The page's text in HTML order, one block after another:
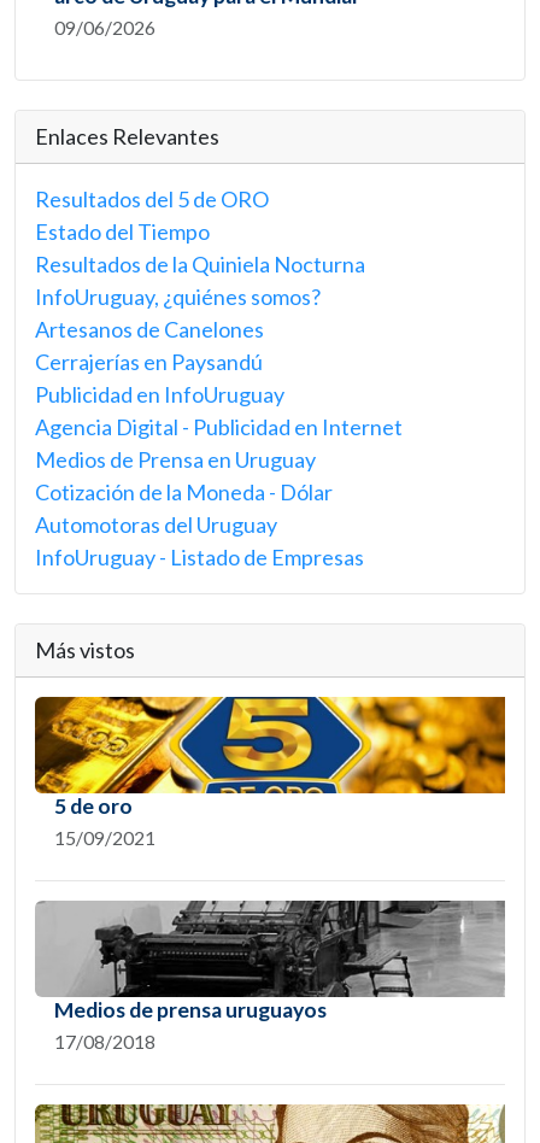
09/06/2026
Enlaces Relevantes
Resultados del 5 de ORO
Estado del Tiempo
Resultados de la Quiniela Nocturna
InfoUruguay, ¿quiénes somos?
Artesanos de Canelones
Cerrajerías en Paysandú
Publicidad en InfoUruguay
Agencia Digital - Publicidad en Internet
Medios de Prensa en Uruguay
Cotización de la Moneda - Dólar
Automotoras del Uruguay
InfoUruguay - Listado de Empresas
Más vistos
5 de oro
15/09/2021
Medios de prensa uruguayos
17/08/2018